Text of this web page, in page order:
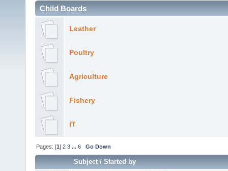
Child Boards
Leather
Poultry
Agriculture
Fishery
IT
Pages: [1]2 3 ...6 Go Down
Subject/Started by